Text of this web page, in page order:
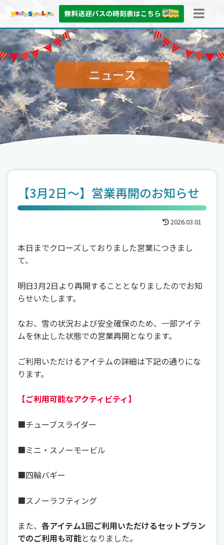
ニュース
【3月2日～】営業再開のお知らせ
2026.03.01
本日までクローズしておりました営業につきまし
て、
明日3月2日より再開することとなりましたのでお知
らせいたします。
なお、雪の状況および安全確保のため、一部アイテ
ムを休止した状態での営業再開となります。
ご利用いただけるアイテムの詳細は下記の通りにな
ります。
【ご利用可能なアクティビティ】
■チューブスライダー
■ミニ・スノーモービル
■四輪バギー
■スノーラフティング
また、 各アイテム1回ご利用いただけるセットプラン
でのご利用も可能となりました。